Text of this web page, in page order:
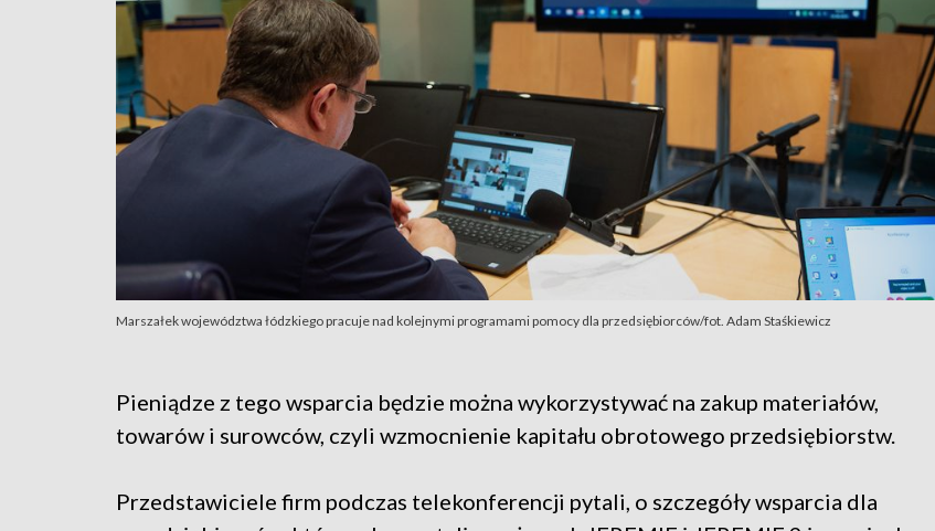
Marszałek województwa łódzkiego pracuje nad kolejnymi programami pomocy dla przedsiębiorców/fot. Adam Staśkiewicz
Pieniądze z tego wsparcia będzie można wykorzystywać na zakup materiałów,
towarów i surowców, czyli wzmocnienie kapitału obrotowego przedsiębiorstw.
Przedstawiciele firm podczas telekonferencji pytali, o szczegóły wsparcia dla